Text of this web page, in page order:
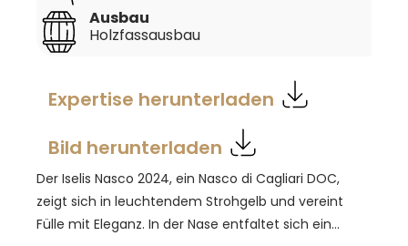
Ausbau
Holzfassausbau
Expertise herunterladen
Bild herunterladen
Der Iselis Nasco 2024, ein Nasco di Cagliari DOC,
zeigt sich in leuchtendem Strohgelb und vereint
Fülle mit Eleganz. In der Nase entfaltet sich ein